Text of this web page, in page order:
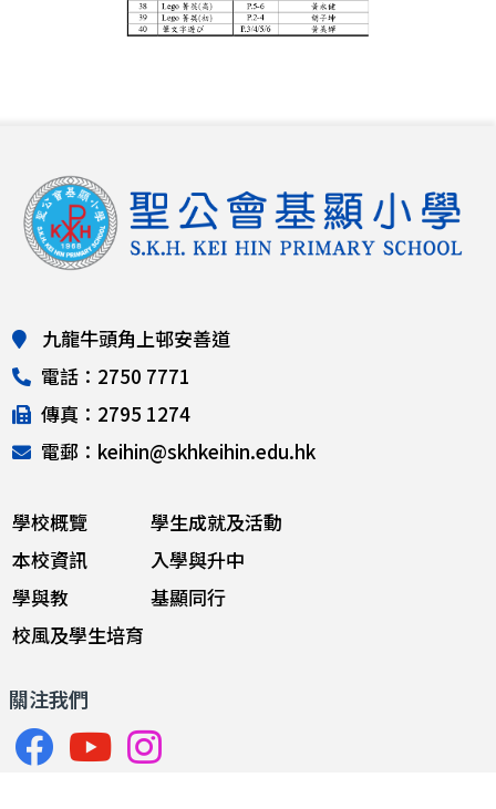
九龍牛頭角上邨安善道
電話：2750 7771
傳真：2795 1274
電郵：keihin@skhkeihin.edu.hk
學校概覽
本校資訊
學與教
校風及學生培育
學生成就及活動
入學與升中
基顯同行
關注我們